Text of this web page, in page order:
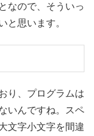
なので、そういっ
と思います。
り、プログラムは
いんですね。スペ
文字小文字を間違